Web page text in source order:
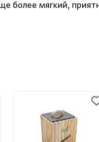
более мягкий,